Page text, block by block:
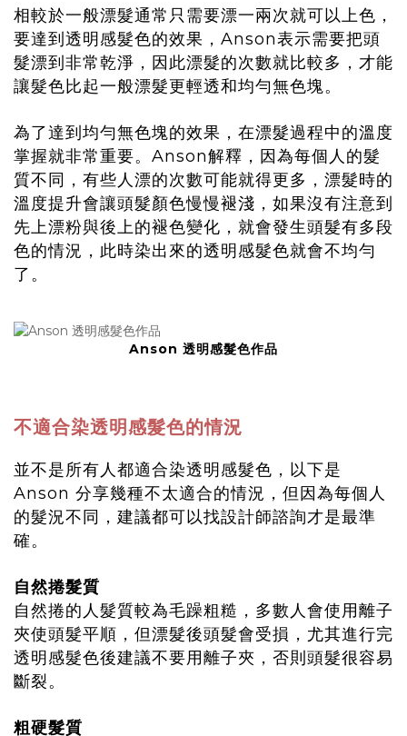
相較於一般漂髮通常只需要漂一兩次就可以上色，
要達到透明感髮色的效果，Anson表示需要把頭
髮漂到非常乾淨，因此漂髮的次數就比較多，才能
讓髮色比起一般漂髮更輕透和均勻無色塊。
為了達到均勻無色塊的效果，在漂髮過程中的溫度
掌握就非常重要。Anson解釋，因為每個人的髮
質不同，有些人漂的次數可能就得更多，漂髮時的
溫度提升會讓頭髮顏色慢慢褪淺，如果沒有注意到
先上漂粉與後上的褪色變化，就會發生頭髮有多段
色的情況，此時染出來的透明感髮色就會不均勻
了。
Anson 透明感髮色作品
不適合染透明感髮色的情況
並不是所有人都適合染透明感髮色，以下是
Anson 分享幾種不太適合的情況，但因為每個人
的髮況不同，建議都可以找設計師諮詢才是最準
確。
自然捲髮質
自然捲的人髮質較為毛躁粗糙，多數人會使用離子
夾使頭髮平順，但漂髮後頭髮會受損，尤其進行完
透明感髮色後建議不要用離子夾，否則頭髮很容易
斷裂。
粗硬髮質